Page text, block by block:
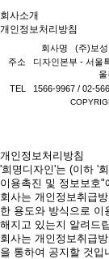
회사소개
개인정보처리방침
회사명 (주)보
주소
디자인본부 - 서울
울
TEL
1566-9967 / 02-
개인정보처리방침
'희명디자인'는 (이하 '
이용촉진 및 정보보호"
회사는 개인정보취급
한 용도와 방식으로 이
해지고 있는지 알려드
회사는 개인정보취급
을 통하여 공지할 것입